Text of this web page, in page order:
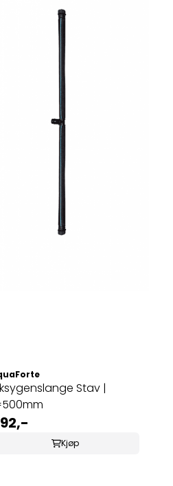
Stav |
Kjøp